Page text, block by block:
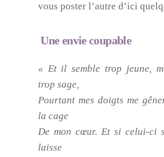
vous poster l’autre d’ici
Une envie coupable
« Et il semble trop jeune,
trop sage,
Pourtant mes doigts me
la cage
De mon cœur. Et si celui-ci
laisse